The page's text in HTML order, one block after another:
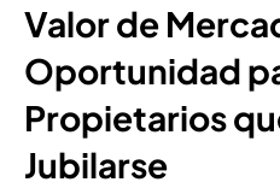
Valor de
Oportunidad
Propietarios
Jubilarse